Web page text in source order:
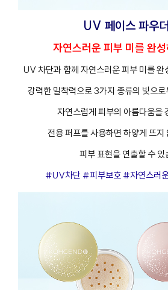
UV 페이스 파우
자연스러운 피부 미를 완
UV 차단과 함께 자연스러운 피부 미를 완
강력한 밀착력으로 3가지 종류의 빛으
자연스럽게 피부의 아름다움을
전용 퍼프를 사용하면 하얗게 뜨지
피부 표현을 연출할 수 있
#UV차단 #피부보호 #자연스러